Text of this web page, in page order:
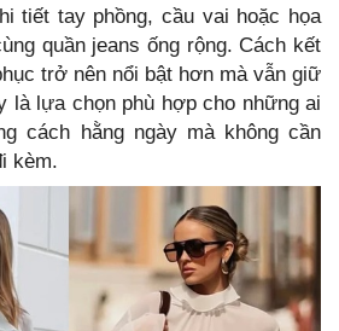
tiết tay phồng, cầu vai hoặc họa
quần jeans ống rộng. Cách kết
trở nên nổi bật hơn mà vẫn giữ
lựa chọn phù hợp cho những ai
cách hằng ngày mà không cần
kèm.